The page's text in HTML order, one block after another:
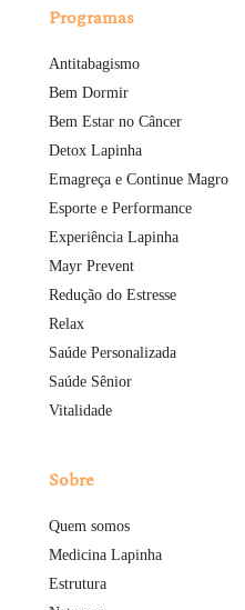
Programas
Antitabagismo
Bem Dormir
Bem Estar no Câncer
Detox Lapinha
Emagreça e Continue Magro
Esporte e Performance
Experiência Lapinha
Mayr Prevent
Redução do Estresse
Relax
Saúde Personalizada
Saúde Sênior
Vitalidade
Sobre
Quem somos
Medicina Lapinha
Estrutura